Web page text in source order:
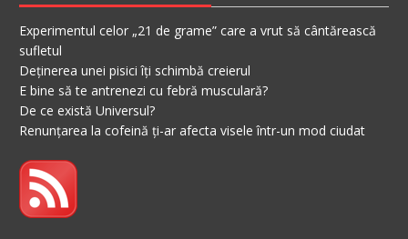
Experimentul celor „21 de grame” care a vrut să cântărească
sufletul
Deținerea unei pisici îți schimbă creierul
E bine să te antrenezi cu febră musculară?
De ce există Universul?
Renunțarea la cofeină ți-ar afecta visele într-un mod ciudat